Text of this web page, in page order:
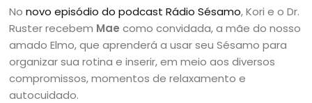
No novo episódio do podcast Rádio Sésamo, Kori e o Dr.
Ruster recebem Mae como convidada, a mãe do nosso
amado Elmo, que aprenderá a usar seu Sésamo para
organizar sua rotina e inserir, em meio aos diversos
compromissos, momentos de relaxamento e
autocuidado.